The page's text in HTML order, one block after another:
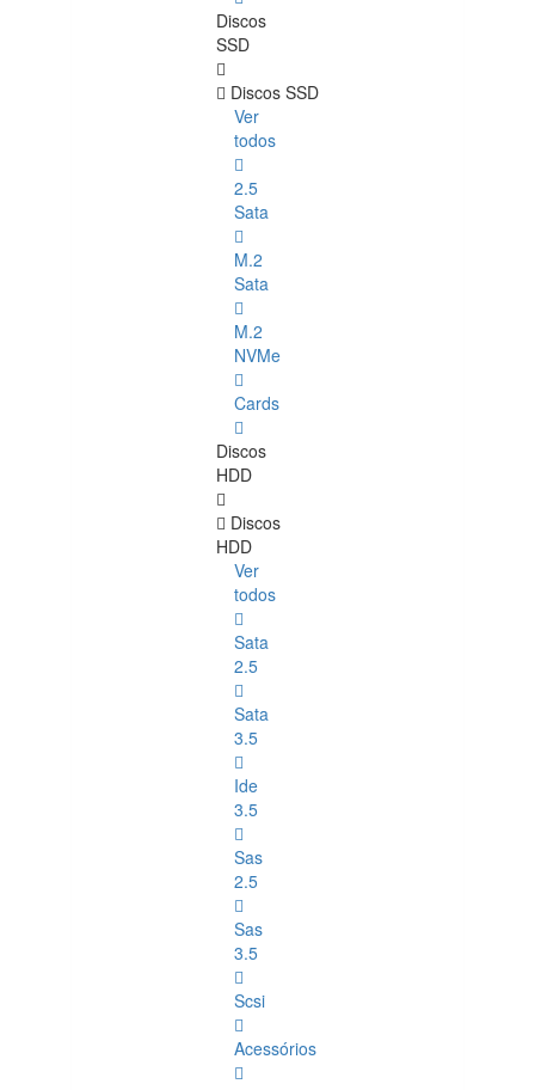
Discos
SSD
Discos SSD
Ver
todos
2.5
Sata
M.2
Sata
M.2
NVMe
Cards
Discos
HDD
Discos
HDD
Ver
todos
Sata
2.5
Sata
3.5
Ide
3.5
Sas
2.5
Sas
3.5
Scsi
Acessórios